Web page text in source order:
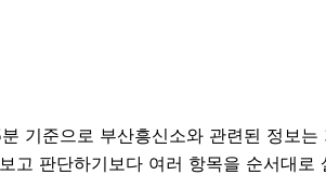
기준으로 부산흥신소와 관련된 정보는
고 판단하기보다 여러 항목을 순서대로